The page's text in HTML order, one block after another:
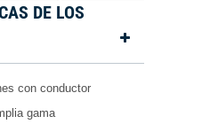
DE LOS
con conductor
gama